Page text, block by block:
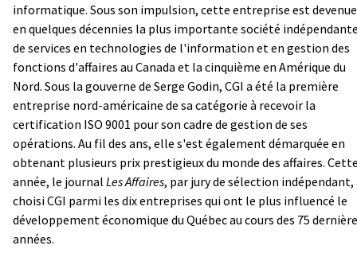
informatique. Sous son impulsion, cette entreprise est devenue
en quelques décennies la plus importante société
de services en technologies de l'information et en gestion des
fonctions d'affaires au Canada et la cinquième en Amérique du
Nord. Sous la gouverne de Serge Godin, CGI a été la première
entreprise nord-américaine de sa catégorie à recevoir la
certification ISO 9001 pour son cadre de gestion de ses
opérations. Au fil des ans, elle s'est également démarquée en
obtenant plusieurs prix prestigieux du monde des affaires.
année, le journal Les Affaires, par jury de sélection indépendant,
choisi CGI parmi les dix entreprises qui ont le plus influencé le
développement économique du Québec au cours des 75
années.